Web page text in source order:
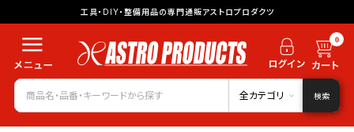
工具・DIY・整備用品の専門通販アストロプロダクツ
0
全カテゴリ 検索